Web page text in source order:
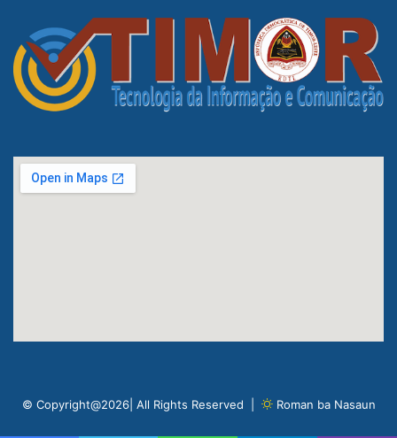
© Copyright@2026| All Rights Reserved | Roman ba Nasaun